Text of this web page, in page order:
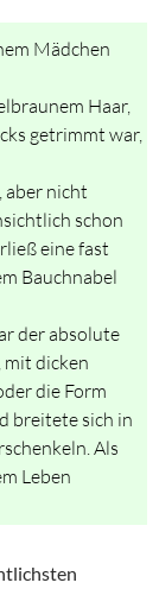
Mädchen
Haar,
getrimmt war,
aber nicht
schon
eine fast
Bauchnabel
der absolute
mit dicken
die Form
breitete sich in
Als
Leben